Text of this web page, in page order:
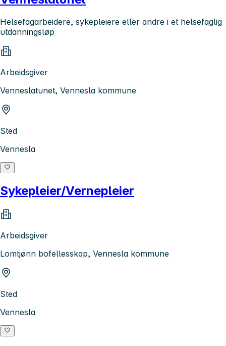
Helsefagarbeidere, sykepleiere eller andre i et helsefaglig
utdanningsløp
Arbeidsgiver
Venneslatunet, Vennesla kommune
Sted
Vennesla
Sykepleier/Vernepleier
Arbeidsgiver
Lomtjønn bofellesskap, Vennesla kommune
Sted
Vennesla